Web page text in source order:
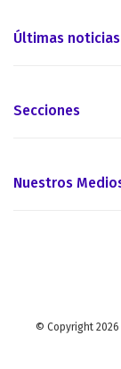
Últimas noticias
Secciones
Nuestros
© Copyright 2026